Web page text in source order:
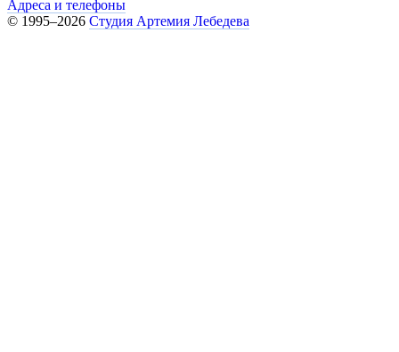
Адреса и телефоны
© 1995–2026 Студия Артемия Лебедева